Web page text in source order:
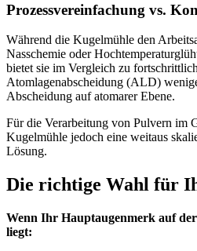
Prozessvereinfachung vs.
Während die Kugelmühle den
Nasschemie oder
bietet sie im Vergleich zu
Atomlagenabscheidung (ALD)
Abscheidung auf atomarer Ebene.
Für die Verarbeitung von Pulvern im
Kugelmühle jedoch eine weitaus
Lösung.
Die richtige Wahl für
Wenn Ihr Hauptaugenmerk auf
liegt: